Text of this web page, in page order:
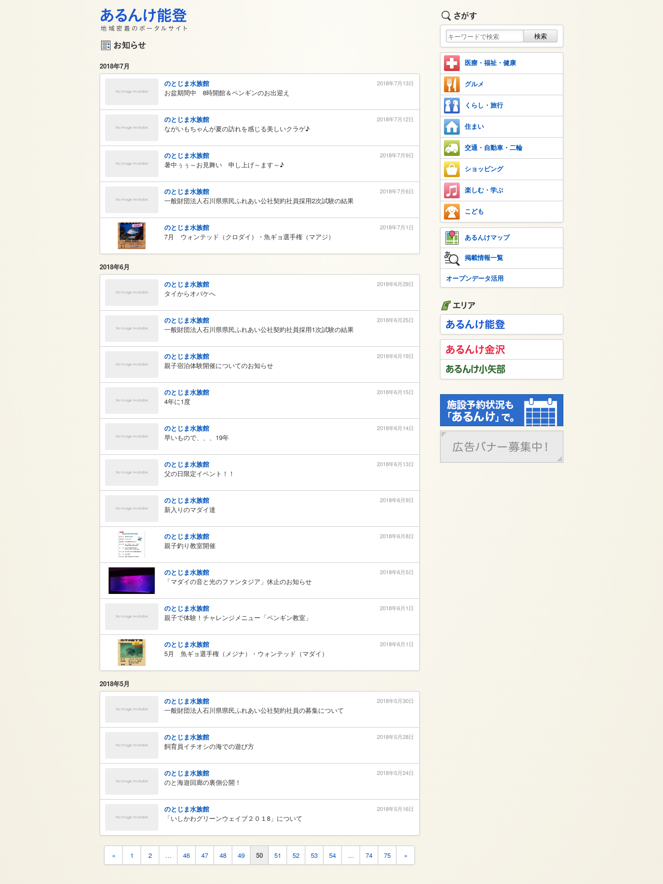
2018年7月
2018年7月13日
のとじま水族館
お盆期間中 8時開館＆ペンギンのお出迎え
2018年7月12日
のとじま水族館
ながいもちゃんが夏の訪れを感じる美しいクラゲ♪
2018年7月9日
のとじま水族館
暑中ぅぅ～お見舞い 申し上げ～ます～♪
2018年7月6日
のとじま水族館
一般財団法人石川県県民ふれあい公社契約社員採用2次試験の結果
2018年7月1日
のとじま水族館
7月 ウォンテッド（クロダイ）・魚ギョ選手権（マアジ）
2018年6月
2018年6月29日
のとじま水族館
タイからオバケへ
2018年6月25日
のとじま水族館
一般財団法人石川県県民ふれあい公社契約社員採用1次試験の結果
2018年6月19日
のとじま水族館
親子宿泊体験開催についてのお知らせ
2018年6月15日
のとじま水族館
4年に1度
2018年6月14日
のとじま水族館
早いもので、、、19年
2018年6月13日
のとじま水族館
父の日限定イベント！！
2018年6月9日
のとじま水族館
新入りのマダイ達
2018年6月8日
のとじま水族館
親子釣り教室開催
2018年6月5日
のとじま水族館
「マダイの音と光のファンタジア」休止のお知らせ
2018年6月1日
のとじま水族館
親子で体験！チャレンジメニュー「ペンギン教室」
2018年6月1日
のとじま水族館
5月 魚ギョ選手権（メジナ）・ウォンテッド（マダイ）
2018年5月
2018年5月30日
のとじま水族館
一般財団法人石川県県民ふれあい公社契約社員の募集について
2018年5月28日
のとじま水族館
飼育員イチオシの海での遊び方
2018年5月24日
のとじま水族館
のと海遊回廊の裏側公開！
2018年5月16日
のとじま水族館
「いしかわグリーンウェイブ２０１8」について
« 1 2 … 46 47 48 49 50 51 52 53 54 … 74 75 »
医療・福祉・健康
グルメ
くらし・旅行
住まい
交通・自動車・二輪
ショッピング
楽しむ・学ぶ
こども
あるんけマップ
掲載情報一覧
オープンデータ活用